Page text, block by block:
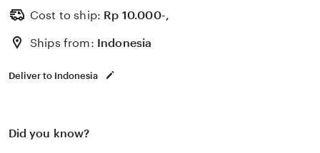
sosok viral favorit Anda secara eksklusif.
Cost to ship: Rp 10.000-,
Ships from: Indonesia
Deliver to Indonesia
Did you know?